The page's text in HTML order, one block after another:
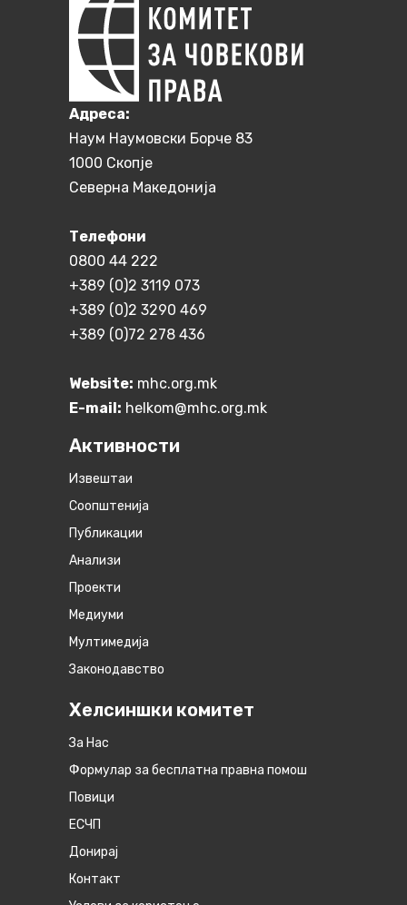
Aдреса:
Наум Наумовски Борче 83
1000 Скопје
Северна Македонија
Телефони
0800 44 222
+389 (0)2 3119 073
+389 (0)2 3290 469
+389 (0)72 278 436
Website: mhc.org.mk
E-mail: helkom@mhc.org.mk
Активности
Извештаи
Соопштенија
Публикации
Анализи
Проекти
Медиуми
Мултимедија
Законодавство
Хелсиншки комитет
За Нас
Формулар за бесплатна правна помош
Повици
ЕСЧП
Донирај
Контакт